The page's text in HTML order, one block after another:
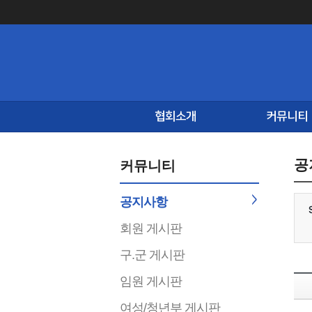
협회소개 커뮤니티
커뮤니티
공지사항
회원 게시판
구.군 게시판
임원 게시판
여성/청년부 게시판